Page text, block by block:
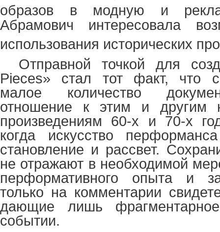
образов в модную и
Абрамович интересовала
использования исторических
Отправной точкой для
Pieces» стал тот факт, что
малое количество
отношение к этим и другим
произведениям 60-х и 70-х
когда искусство
становление и рассвет.
не отражают в необходимой
перформативного опыта и
только на комментарии
дающие лишь
событии.